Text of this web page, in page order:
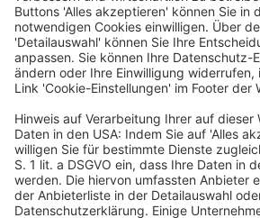
dfv Conference Group GmbH
Mainzer Landstraße 251
60326 Frankfurt